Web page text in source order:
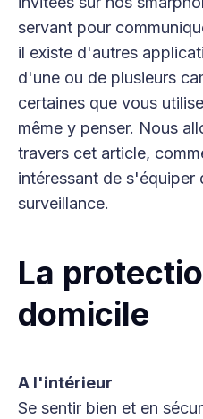
servant pour
il existe d'autres
d'une ou de plusieurs
certaines que vous
même y penser. Nous
travers cet article,
intéressant de s'équiper
surveillance.
La
domicile
A l'intérieur
Se sentir bien et en